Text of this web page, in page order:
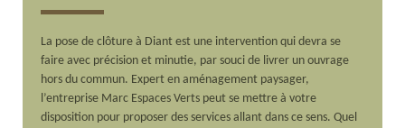
La pose de clôture à Diant est une intervention qui devra se
faire avec précision et minutie, par souci de livrer un ouvrage
hors du commun. Expert en aménagement paysager,
l’entreprise Marc Espaces Verts peut se mettre à votre
disposition pour proposer des services allant dans ce sens. Quel